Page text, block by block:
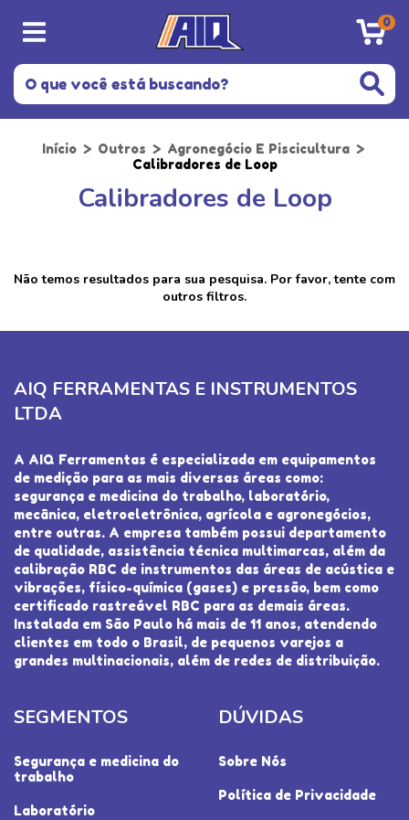
0
Início > Outros > Agronegócio E Piscicultura >
Calibradores de Loop
Calibradores de Loop
Não temos resultados para sua pesquisa. Por favor, tente com
outros filtros.
AIQ FERRAMENTAS E INSTRUMENTOS
LTDA
A AIQ Ferramentas é especializada em equipamentos
de medição para as mais diversas áreas como:
segurança e medicina do trabalho, laboratório,
mecânica, eletroeletrônica, agrícola e agronegócios,
entre outras. A empresa também possui departamento
de qualidade, assistência técnica multimarcas, além da
calibração RBC de instrumentos das áreas de acústica e
vibrações, físico-química (gases) e pressão, bem como
certificado rastreável RBC para as demais áreas.
Instalada em São Paulo há mais de 11 anos, atendendo
clientes em todo o Brasil, de pequenos varejos a
grandes multinacionais, além de redes de distribuição.
SEGMENTOS
Segurança e medicina do
trabalho
Laboratório
DÚVIDAS
Sobre Nós
Política de Privacidade